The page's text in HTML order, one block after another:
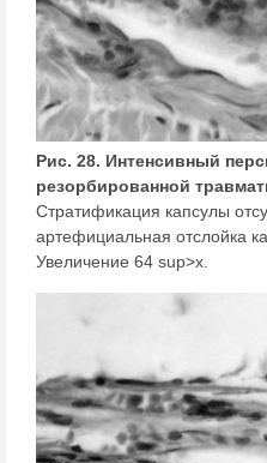
Рис. 28. Интенсивный
резорбированной
Стратификация капсулы
артефициальная отслойка
Увеличение 64 sup>х.